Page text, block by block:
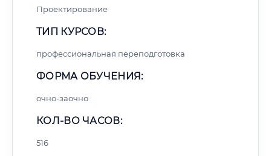
Проектирование
ТИП КУРСОВ:
профессиональная переподготовка
ФОРМА ОБУЧЕНИЯ:
очно-заочно
КОЛ-ВО ЧАСОВ:
516